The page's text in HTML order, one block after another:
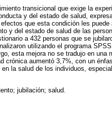
transicional que exige la
y del estado de salud,
que esta condición les
y del estado de salud de las
a 432 personas que se
utilizando el programa
esta mejora no se tradujo en
crónica aumentó 3,7%, con un
la salud de los individuos,
jubilación; salud.